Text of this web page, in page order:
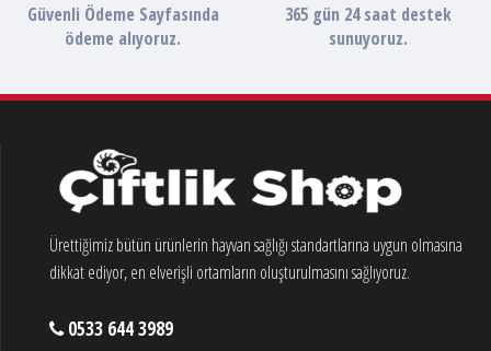
Güvenli Ödeme Sayfasında
ödeme alıyoruz.
365 gün 24 saat destek
sunuyoruz.
Ürettiğimiz bütün ürünlerin hayvan sağlığı standartlarına uygun olmasına
dikkat ediyor, en elverişli ortamların oluşturulmasını sağlıyoruz.
0533 644 3989